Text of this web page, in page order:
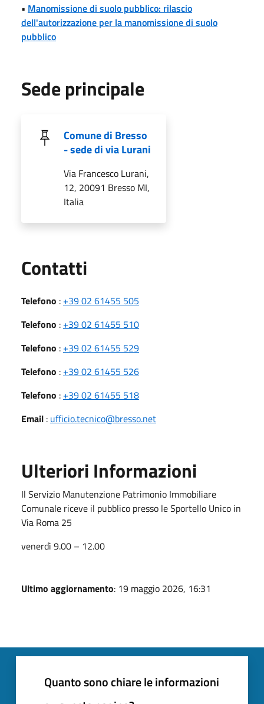
• Manomissione di suolo pubblico: rilascio
dell'autorizzazione per la manomissione di suolo
pubblico
Sede principale
Comune di Bresso
- sede di via Lurani
Via Francesco Lurani,
12, 20091 Bresso MI,
Italia
Contatti
Telefono : +39 02 61455 505
Telefono : +39 02 61455 510
Telefono : +39 02 61455 529
Telefono : +39 02 61455 526
Telefono : +39 02 61455 518
Email : ufficio.tecnico@bresso.net
Ulteriori Informazioni
Il Servizio Manutenzione Patrimonio Immobiliare
Comunale riceve il pubblico presso le Sportello Unico in
Via Roma 25
venerdì 9.00 – 12.00
Ultimo aggiornamento: 19 maggio 2026, 16:31
Quanto sono chiare le informazioni